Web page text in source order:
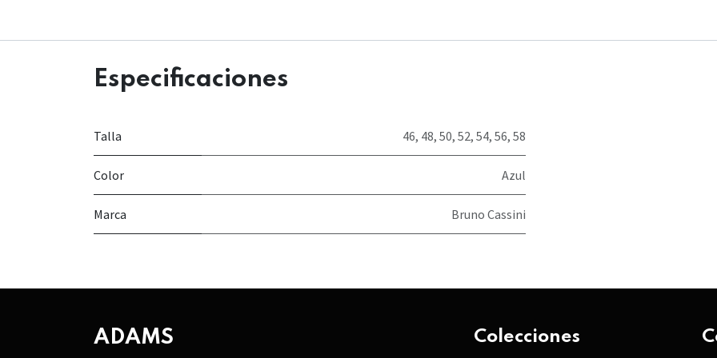
Especificaciones
Talla 46, 48, 50, 52, 54, 56, 58
Color Azul
Marca Bruno Cassini
ADAMS Colecciones